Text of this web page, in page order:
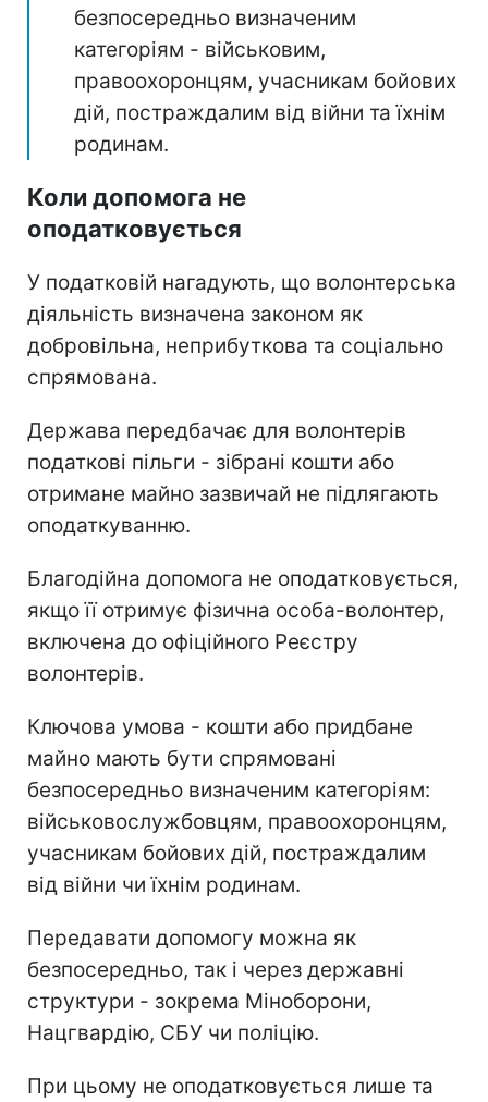
безпосередньо визначеним
категоріям - військовим,
правоохоронцям, учасникам бойових
дій, постраждалим від війни та їхнім
родинам.
Коли допомога не
оподатковується
У податковій нагадують, що волонтерська
діяльність визначена законом як
добровільна, неприбуткова та соціально
спрямована.
Держава передбачає для волонтерів
податкові пільги - зібрані кошти або
отримане майно зазвичай не підлягають
оподаткуванню.
Благодійна допомога не оподатковується,
якщо її отримує фізична особа-волонтер,
включена до офіційного Реєстру
волонтерів.
Ключова умова - кошти або придбане
майно мають бути спрямовані
безпосередньо визначеним категоріям:
військовослужбовцям, правоохоронцям,
учасникам бойових дій, постраждалим
від війни чи їхнім родинам.
Передавати допомогу можна як
безпосередньо, так і через державні
структури - зокрема Міноборони,
Нацгвардію, СБУ чи поліцію.
При цьому не оподатковується лише та